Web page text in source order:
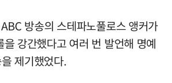
방송의 스테파노풀로스 앵커가
강간했다고 여러 번 발언해 명예
제기했었다.